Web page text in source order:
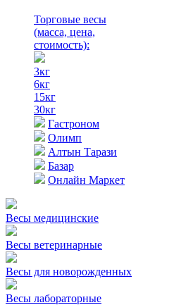
Торговые весы
(масса, цена,
стоимость):
3кг
6кг
15кг
30кг
Гастроном
Олимп
Алтын Тарази
Базар
Онлайн Маркет
Весы медицинские
Весы ветеринарные
Весы для новорожденных
Весы лабораторные